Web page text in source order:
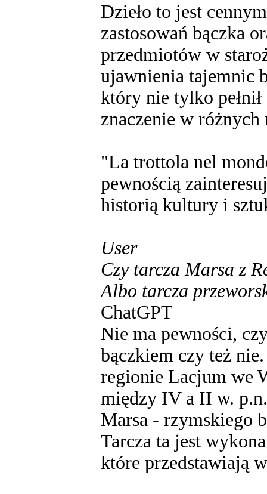
Dzieło to jest
zastosowań bączka
przedmiotów w
ujawnienia tajemnic
który nie tylko
znaczenie w różnych
"La trottola nel
pewnością
historią kultury i
User
Czy tarcza Marsa z
Albo tarcza
ChatGPT
Nie ma pewności,
bączkiem czy też
regionie Lacjum we
między IV a II w.
Marsa - rzymskiego
Tarcza ta jest
które przedstawiają